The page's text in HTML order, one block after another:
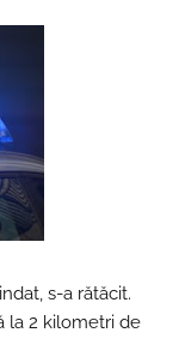
s-a rătăcit.
la 2 kilometri de